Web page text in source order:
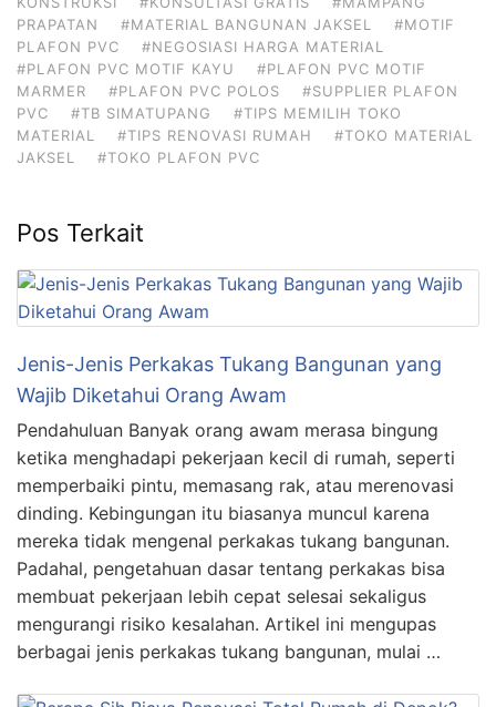
PRAPATAN
#MATERIAL BANGUNAN JAKSEL
#MOTIF
PLAFON PVC
#NEGOSIASI HARGA MATERIAL
#PLAFON PVC MOTIF KAYU
#PLAFON PVC MOTIF
MARMER
#PLAFON PVC POLOS
#SUPPLIER PLAFON
PVC
#TB SIMATUPANG
#TIPS MEMILIH TOKO
MATERIAL
#TIPS RENOVASI RUMAH
#TOKO MATERIAL
JAKSEL
#TOKO PLAFON PVC
Pos Terkait
Jenis-Jenis Perkakas Tukang Bangunan yang
Wajib Diketahui Orang Awam
Pendahuluan Banyak orang awam merasa bingung
ketika menghadapi pekerjaan kecil di rumah, seperti
memperbaiki pintu, memasang rak, atau merenovasi
dinding. Kebingungan itu biasanya muncul karena
mereka tidak mengenal perkakas tukang bangunan.
Padahal, pengetahuan dasar tentang perkakas bisa
membuat pekerjaan lebih cepat selesai sekaligus
mengurangi risiko kesalahan. Artikel ini mengupas
berbagai jenis perkakas tukang bangunan, mulai …